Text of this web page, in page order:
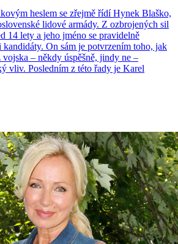
heslem se zřejmě řídí Hynek Blaško,
lidové armády. Z ozbrojených sil
14 lety a jeho jméno se pravidelně
On sám je potvrzením toho, jak
vojska – někdy úspěšně, jindy ne –
vliv. Posledním z této řady je Karel